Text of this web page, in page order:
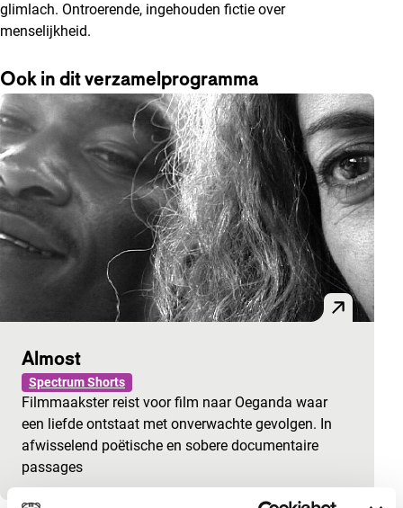
glimlach. Ontroerende, ingehouden fictie over
menselijkheid.
Ook in dit verzamelprogramma
Almost
Spectrum Shorts
Filmmaakster reist voor film naar Oeganda waar
een liefde ontstaat met onverwachte gevolgen. In
afwisselend poëtische en sobere documentaire
passages